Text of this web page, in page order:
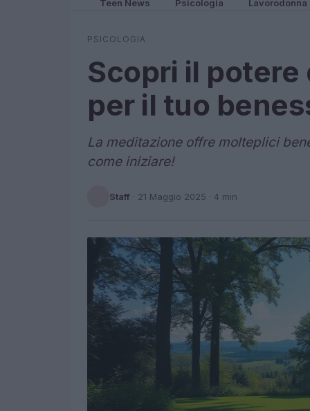
Teen News Psicologia Lavorodonna
PSICOLOGIA
Scopri il
per il tuo
La meditazione offre molteplici
come iniziare!
Staff · 21 Maggio 2025 · 4 min